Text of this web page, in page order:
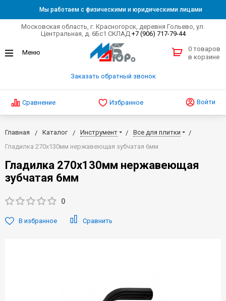
Мы работаем с физическими и юридическими лицами
Московская область, г. Красногорск, деревня Гольево, ул.
Центральная, д. 6Бс1 СКЛАД +7 (906) 717-79-44
Заказать обратный звонок
0 товаров
в корзине
Сравнение Избранное Войти
Главная Каталог Инструмент
Все для плитки
Гладилка 270х130мм нержавеющая зубчатая 6мм
Гладилка 270х130мм нержавеющая
зубчатая 6мм
0
В избранное Сравнить